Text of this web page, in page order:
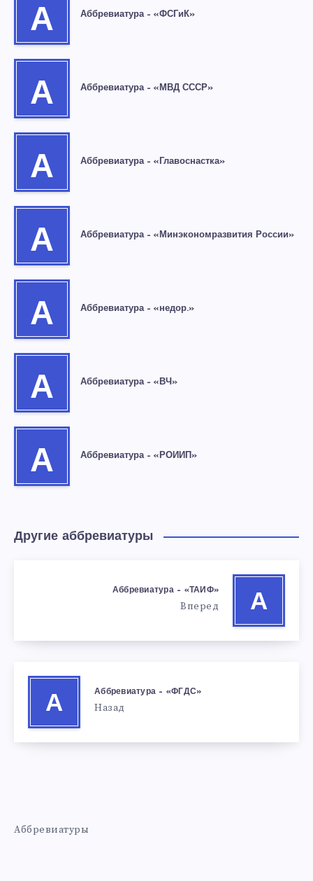
А Аббревиатура – «ФСГиК»
А Аббревиатура – «МВД СССР»
А Аббревиатура – «Главоснастка»
А Аббревиатура – «Минэкономразвития России»
А Аббревиатура – «недор.»
А Аббревиатура – «ВЧ»
А Аббревиатура – «РОИИП»
Другие аббревиатуры
А
Аббревиатура – «ТАИФ»
Вперед
А
Аббревиатура – «ФГДС»
Назад
Аббревиатуры